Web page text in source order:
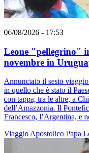
06/08/2026 - 17:53
Leone "pellegrino"
novembre in
Annunciato il sesto
in quello che è stato il
con tappa, tra le altre, a
dell’Amazzonia. Il
Francesco, l’Argentina, e
Viaggio Apostolico Papa